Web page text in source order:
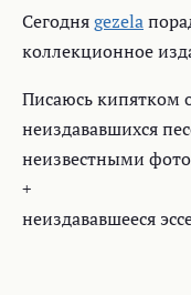
Сегодняgezela
коллекционное
Писаюсь кипятком
неиздававшихся
неизвестными
+
неиздававшееся